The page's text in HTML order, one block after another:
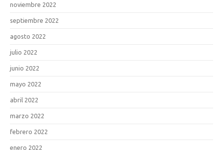
noviembre 2022
septiembre 2022
agosto 2022
julio 2022
junio 2022
mayo 2022
abril 2022
marzo 2022
febrero 2022
enero 2022